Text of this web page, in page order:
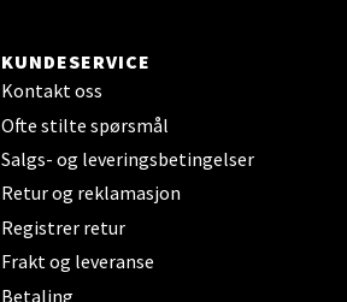
KUNDESERVICE
Kontakt oss
Ofte stilte spørsmål
Salgs- og leveringsbetingelser
Retur og reklamasjon
Registrer retur
Frakt og leveranse
Betaling